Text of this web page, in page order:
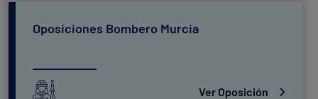
Oposiciones Bombero Murcia
Ver Oposición